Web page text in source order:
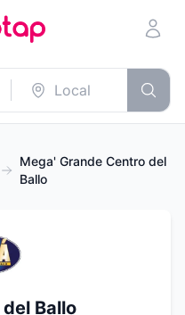
Mega' Grande Centro del
Ballo
Ballo